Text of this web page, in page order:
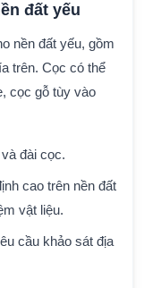
đất yếu
nền đất yếu, gồm
trên. Cọc có thể
cọc gỗ tùy vào
đài cọc.
cao trên nền đất
vật liệu.
cầu khảo sát địa